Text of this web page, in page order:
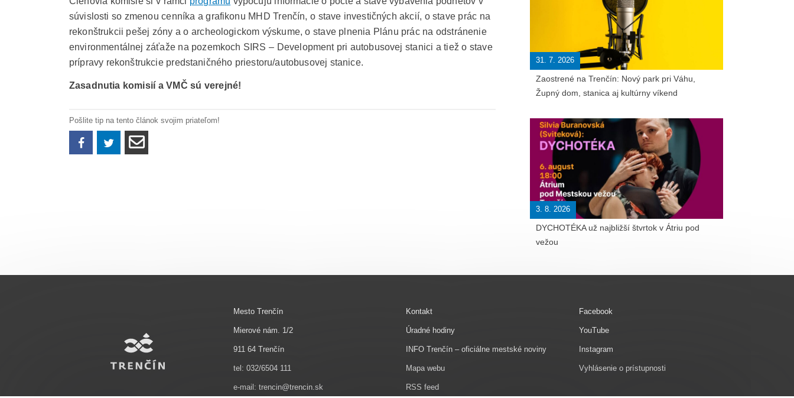
súvislosti so zmenou cenníka a grafikonu MHD Trenčín, o stave investičných akcií, o stave prác na
rekonštrukcii pešej zóny a o archeologickom výskume, o stave plnenia Plánu prác na odstránenie
environmentálnej záťaže na pozemkoch SIRS – Development pri autobusovej stanici a tiež o stave
prípravy rekonštrukcie predstaničného priestoru/autobusovej stanice.
Zasadnutia komisií a VMČ sú verejné!
Pošlite tip na tento článok svojim priateľom!
31. 7. 2026
Zaostrené na Trenčín: Nový park pri Váhu,
Župný dom, stanica aj kultúrny víkend
3. 8. 2026
DYCHOTÉKA už najbližší štvrtok v Átriu pod
vežou
Mesto Trenčín
Mierové nám. 1/2
911 64 Trenčín
tel: 032/6504 111
e-mail: trencin@trencin.sk
Kontakt
Úradné hodiny
INFO Trenčín – oficiálne mestské noviny
Mapa webu
RSS feed
Facebook
YouTube
Instagram
Vyhlásenie o prístupnosti